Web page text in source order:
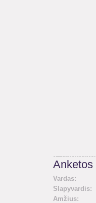
Anketos
Vardas:
Slapyvardis:
Amžius: